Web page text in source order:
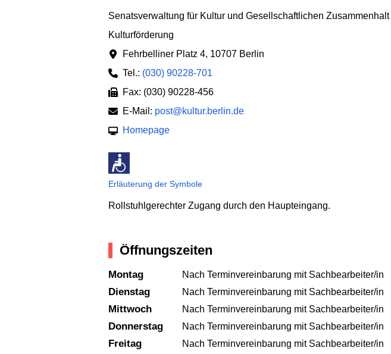
Senatsverwaltung für Kultur und Gesellschaftlichen Zusammenhalt
Kulturförderung
Fehrbelliner Platz 4, 10707 Berlin
Tel.: (030) 90228-701
Fax: (030) 90228-456
E-Mail: post@kultur.berlin.de
Homepage
Erläuterung der Symbole
Rollstuhlgerechter Zugang durch den Haupteingang.
Öffnungszeiten
Montag Nach Terminvereinbarung mit Sachbearbeiter/in
Dienstag Nach Terminvereinbarung mit Sachbearbeiter/in
Mittwoch Nach Terminvereinbarung mit Sachbearbeiter/in
Donnerstag Nach Terminvereinbarung mit Sachbearbeiter/in
Freitag Nach Terminvereinbarung mit Sachbearbeiter/in